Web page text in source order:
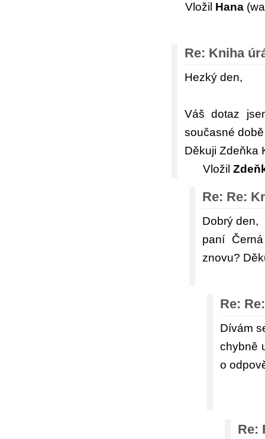
Vložil Hana
Re: Kniha
Hezký den,
Váš dotaz
současné
Děkuji Zdeňka
Vložil
Re: Re:
Dobrý den,
paní
znovu?
Re:
Dívám
chybně
o
Re: